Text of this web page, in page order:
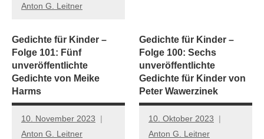
Anton G. Leitner
Gedichte für Kinder –
Folge 101: Fünf
unveröffentlichte
Gedichte von Meike
Harms
10. November 2023
Anton G. Leitner
Gedichte für Kinder –
Folge 100: Sechs
unveröffentlichte
Gedichte für Kinder von
Peter Wawerzinek
10. Oktober 2023
Anton G. Leitner